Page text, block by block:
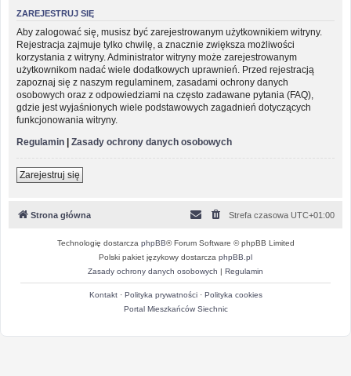
ZAREJESTRUJ SIĘ
Aby zalogować się, musisz być zarejestrowanym użytkownikiem witryny.
Rejestracja zajmuje tylko chwilę, a znacznie zwiększa możliwości
korzystania z witryny. Administrator witryny może zarejestrowanym
użytkownikom nadać wiele dodatkowych uprawnień. Przed rejestracją
zapoznaj się z naszym regulaminem, zasadami ochrony danych
osobowych oraz z odpowiedziami na często zadawane pytania (FAQ),
gdzie jest wyjaśnionych wiele podstawowych zagadnień dotyczących
funkcjonowania witryny.
Regulamin | Zasady ochrony danych osobowych
Zarejestruj się
Strona główna Strefa czasowa UTC+01:00
Technologię dostarcza phpBB® Forum Software © phpBB Limited
Polski pakiet językowy dostarcza phpBB.pl
Zasady ochrony danych osobowych | Regulamin
Kontakt· Polityka prywatności· Polityka cookies
Portal Mieszkańców Siechnic